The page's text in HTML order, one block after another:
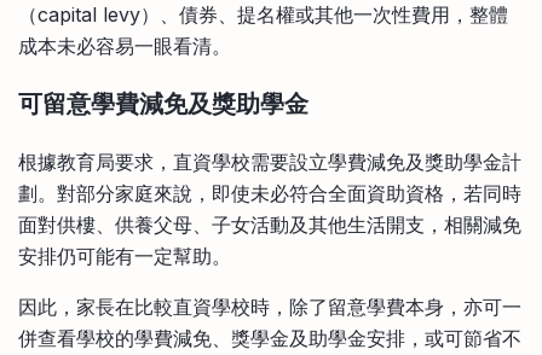
（capital levy）、債券、提名權或其他一次性費用，整體
成本未必容易一眼看清。
可留意學費減免及獎助學金
根據教育局要求，直資學校需要設立學費減免及獎助學金計
劃。對部分家庭來說，即使未必符合全面資助資格，若同時
面對供樓、供養父母、子女活動及其他生活開支，相關減免
安排仍可能有一定幫助。
因此，家長在比較直資學校時，除了留意學費本身，亦可一
併查看學校的學費減免、獎學金及助學金安排，或可節省不